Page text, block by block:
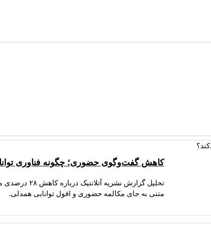
کاهش گفت‌وگوی حضوری؛ چگونه فناوری
تحلیل گزارش
متنی به جای مکالمه حضوری و افول توانایی همدلی.